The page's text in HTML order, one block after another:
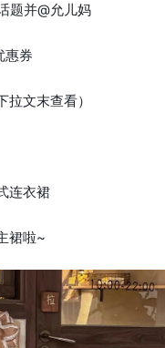
题并@允儿妈
惠券
拉文末查看）
连衣裙
裙啦~